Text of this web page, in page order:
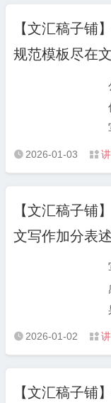
【文汇稿子铺
规范模板尽在
 2026-01-03 
【文汇稿子铺
文写作加分表
 2026-01-02 
【文汇稿子铺